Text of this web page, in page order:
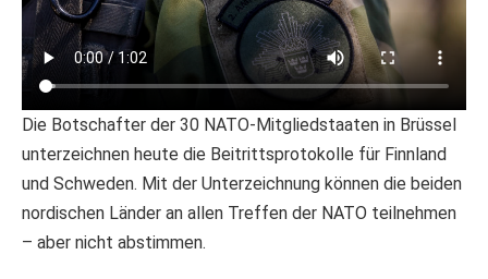
Die Botschafter der 30 NATO-Mitgliedstaaten in Brüssel
unterzeichnen heute die Beitrittsprotokolle für Finnland
und Schweden. Mit der Unterzeichnung können die beiden
nordischen Länder an allen Treffen der NATO teilnehmen
– aber nicht abstimmen.